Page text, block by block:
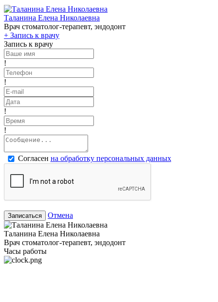
Таланина Елена Николаевна
Врач стоматолог-терапевт, эндодонт
+ Запись к врачу
Запись к врачу
!
!
!
!
Согласен на обработку персональных данных
Записаться Отмена
Таланина Елена Николаевна
Врач стоматолог-терапевт, эндодонт
Часы работы